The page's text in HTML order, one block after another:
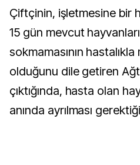
Çiftçinin, işletmesine bir
15 gün mevcut
sokmamasının
olduğunu dile getiren
çıktığında, hasta olan
anında ayrılması